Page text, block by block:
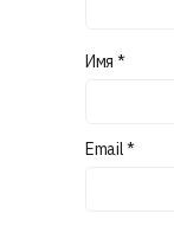
Имя *
Email*